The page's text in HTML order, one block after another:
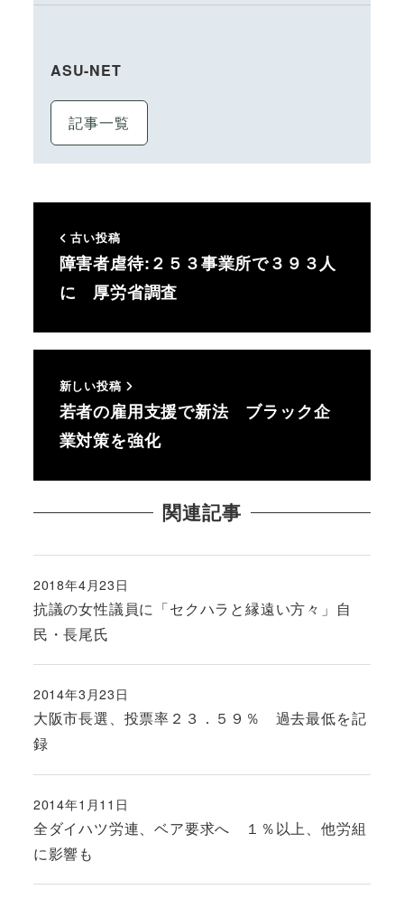
ASU-NET
記事一覧
古い投稿
障害者虐待:２５３事業所で３９３人
に 厚労省調査
新しい投稿
若者の雇用支援で新法 ブラック企
業対策を強化
関連記事
抗議の女性議員に「セクハラと縁遠い方々」自
民・長尾氏
投稿日
2018年4月23日
大阪市長選、投票率２３．５９％ 過去最低を記
録
投稿日
2014年3月23日
全ダイハツ労連、ベア要求へ １％以上、他労組
に影響も
投稿日
2014年1月11日